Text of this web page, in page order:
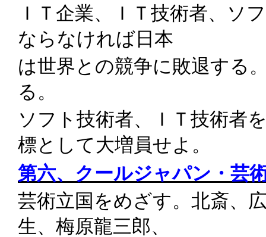
ＩＴ企業、ＩＴ技術者、ソ
ならなければ日本
は世界との競争に敗退する
る。
ソフト技術者、ＩＴ技術者
標として大増員せよ。
第六、クールジャパン・芸
芸術立国をめざす。北斎、
生、梅原龍三郎、